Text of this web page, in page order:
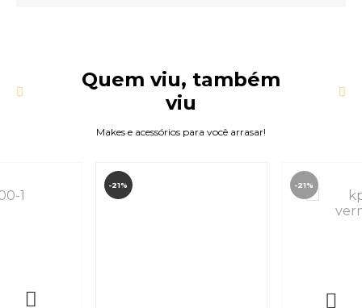
Quem viu, também
viu
Makes e acessórios para você arrasar!
-21% -21%